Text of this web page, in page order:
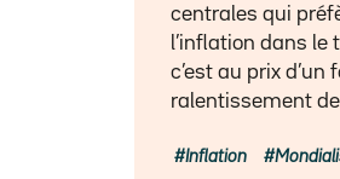
centrales qui
l’inflation dans le
c’est au prix d’un
ralentissement
Inflation